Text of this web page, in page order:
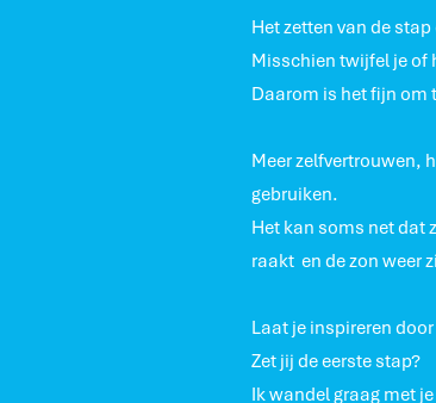
Het zetten van de
Misschien twijfel je of
Daarom is het fijn om
Meer zelfvertrouwen,
gebruiken.
Het kan soms net dat
raakt en de zon weer
Laat je inspireren
Zet jij de eerste stap?
Ik wandel graag met